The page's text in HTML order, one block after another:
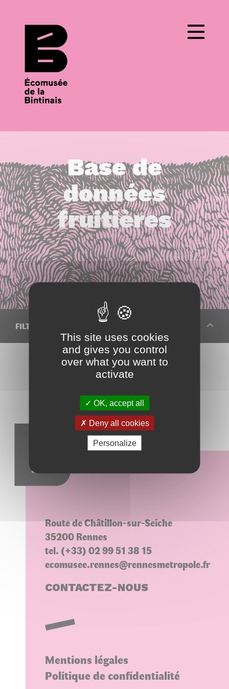
Base de
données
fruitières
Identifier un fruit
FILTRER VOTRE RECHERCHE
Route de Châtillon-sur-Seiche
35200 Rennes
tel. (+33) 02 99 51 38 15
ecomusee.rennes@rennesmetropole.fr
CONTACTEZ-NOUS
Mentions légales
Politique de confidentialité
This site uses cookies
and gives you control
over what you want to
activate
OK, accept all
Deny all cookies
Personalize